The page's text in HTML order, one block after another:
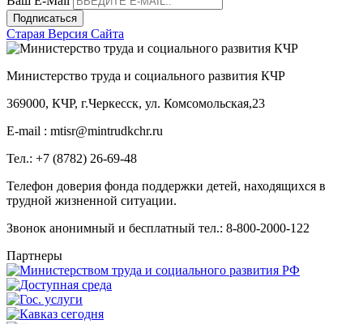
Подписаться
Старая Версия Сайта
Министерство труда и социального развития КЧР
369000, КЧР, г.Черкесск, ул. Комсомольская,23
E-mail : mtisr@mintrudkchr.ru
Тел.: +7 (8782) 26-69-48
Телефон доверия фонда поддержки детей, находящихся в
трудной жизненной ситуации.
Звонок анонимный и бесплатный тел.: 8-800-2000-122
Партнеры